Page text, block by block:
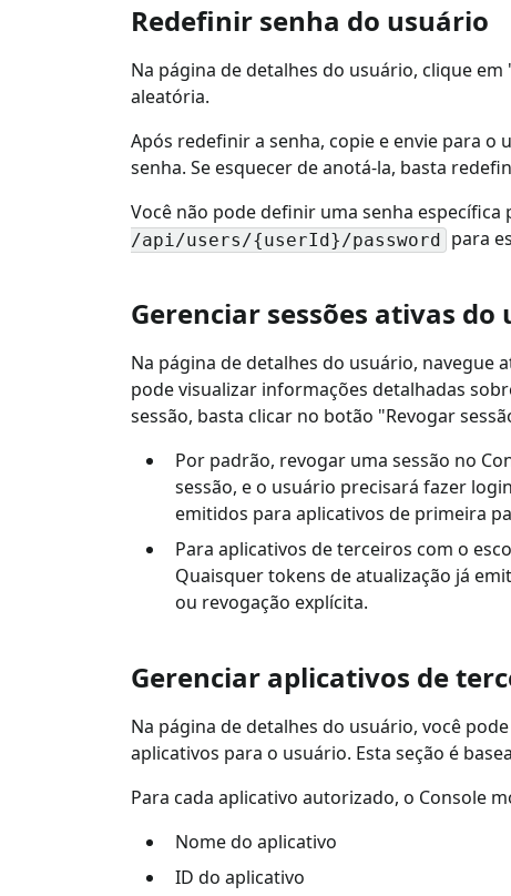
Redefinir senha do usuário
Na página de detalhes do usuário, clique
aleatória.
Após redefinir a senha, copie e envie para
senha. Se esquecer de anotá-la, basta
Você não pode definir uma senha
/api/users/{userId}/password para
Gerenciar sessões ativas do
Na página de detalhes do usuário, navegue
pode visualizar informações detalhadas
sessão, basta clicar no botão "Revogar
Por padrão, revogar uma sessão no
sessão, e o usuário precisará fazer
emitidos para aplicativos de primeira
Para aplicativos de terceiros com o
Quaisquer tokens de atualização já
ou revogação explícita.
Gerenciar aplicativos de
Na página de detalhes do usuário, você
aplicativos para o usuário. Esta seção é
Para cada aplicativo autorizado, o Console
Nome do aplicativo
ID do aplicativo